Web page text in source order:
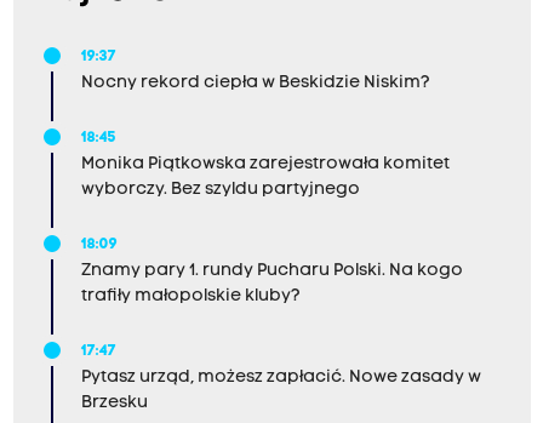
19:37
Nocny rekord ciepła w Beskidzie Niskim?
18:45
Monika Piątkowska zarejestrowała komitet
wyborczy. Bez szyldu partyjnego
18:09
Znamy pary 1. rundy Pucharu Polski. Na kogo
trafiły małopolskie kluby?
17:47
Pytasz urząd, możesz zapłacić. Nowe zasady w
Brzesku